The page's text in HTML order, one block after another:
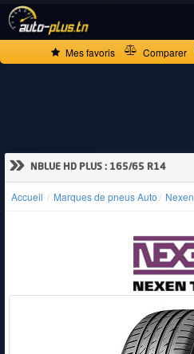
Mes favoris Comparer
» NBLUE HD PLUS : 165/65 R14
Accueil Marques de pneus Auto Nexen
ACCUEIL
NEUVES